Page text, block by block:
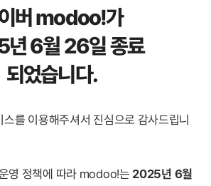
버 modoo!가
6월 26일 종료
되었습니다.
를 이용해주셔서 진심으로 감사드립니
영 정책에 따라 modoo!는 2025년 6월